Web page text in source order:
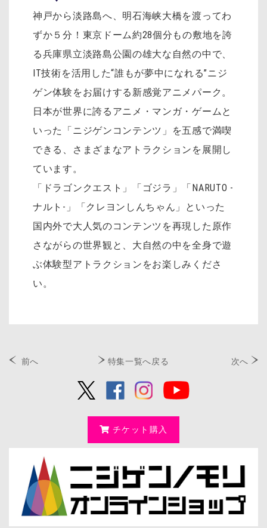
神戸から淡路島へ、明石海峡大橋を渡ってわ
ずか５分！東京ドーム約28個分もの敷地を誇
る兵庫県立淡路島公園の雄大な自然の中で、
IT技術を活用した“誰もが夢中になれる”ニジ
ゲン体験をお届けする新感覚アニメパーク。
日本が世界に誇るアニメ・マンガ・ゲームと
いった「ニジゲンコンテンツ」を五感で満喫
できる、さまざまなアトラクションを展開し
ています。
「ドラゴンクエスト」「ゴジラ」「NARUTO -
ナルト-」「クレヨンしんちゃん」といった
国内外で大人気のコンテンツを再現した原作
さながらの世界観と、大自然の中を全身で遊
ぶ体験型アトラクションをお楽しみくださ
い。
前へ 特集一覧へ戻る 次へ
チケット購入